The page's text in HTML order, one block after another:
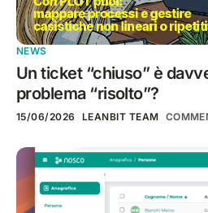
NEWS
Un ticket “chiuso” è
problema “risolto”?
15/06/2026 LEANBIT TEAM